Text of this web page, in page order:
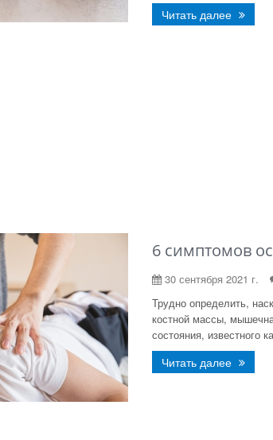
Читать далее
6 симптомов
30 сентября 2021 г.
Трудно определить,
костной массы,
состояния, известного
Читать далее